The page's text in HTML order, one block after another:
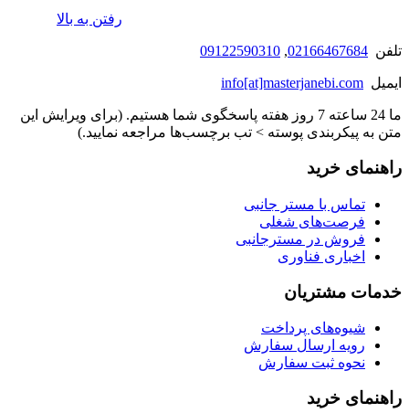
رفتن به بالا
تلفن 02166467684
,
09122590310
ایمیل info[at]masterjanebi.com
ما 24 ساعته 7 روز هفته پاسخگوی شما هستیم. (برای ویرایش این
متن به پیکربندی پوسته > تب برچسب‌ها مراجعه نمایید.)
راهنمای خرید
تماس با مستر جانبی
فرصت‌های شغلی
فروش در مسترجانبی
اخباری فناوری
خدمات مشتریان
شیوه‌های پرداخت
رویه ارسال سفارش
نحوه ثبت سفارش
راهنمای خرید